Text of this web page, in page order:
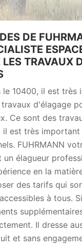
DE
LES TRAVAUX
le 10400, il est très
d'élagage
Ce sont des
est très
FUHRMANN
un élagueur
en la
des tarifs qui
à tous.
Il dresse
et sans